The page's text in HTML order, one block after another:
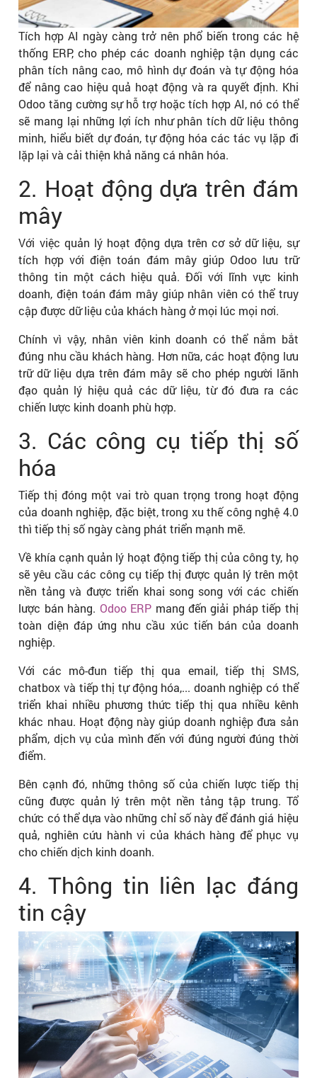
Tích hợp AI ngày càng trở nên phổ biến trong các hệ
thống ERP, cho phép các doanh nghiệp tận dụng các
phân tích nâng cao, mô hình dự đoán và tự động hóa
để nâng cao hiệu quả hoạt động và ra quyết định. Khi
Odoo tăng cường sự hỗ trợ hoặc tích hợp AI, nó có thể
sẽ mang lại những lợi ích như phân tích dữ liệu thông
minh, hiểu biết dự đoán, tự động hóa các tác vụ lặp đi
lặp lại và cải thiện khả năng cá nhân hóa.
2. Hoạt động dựa trên đám
mây
Với việc quản lý hoạt động dựa trên cơ sở dữ liệu, sự
tích hợp với điện toán đám mây giúp Odoo lưu trữ
thông tin một cách hiệu quả. Đối với lĩnh vực kinh
doanh, điện toán đám mây giúp nhân viên có thể truy
cập được dữ liệu của khách hàng ở mọi lúc mọi nơi.
Chính vì vậy, nhân viên kinh doanh có thể nắm bắt
đúng nhu cầu khách hàng. Hơn nữa, các hoạt động lưu
trữ dữ liệu dựa trên đám mây sẽ cho phép người lãnh
đạo quản lý hiệu quả các dữ liệu, từ đó đưa ra các
chiến lược kinh doanh phù hợp.
3. Các công cụ tiếp thị số
hóa
Tiếp thị đóng một vai trò quan trọng trong hoạt động
của doanh nghiệp, đặc biệt, trong xu thế công nghệ 4.0
thì tiếp thị số ngày càng phát triển mạnh mẽ.
Về khía cạnh quản lý hoạt động tiếp thị của công ty, họ
sẽ yêu cầu các công cụ tiếp thị được quản lý trên một
nền tảng và được triển khai song song với các chiến
lược bán hàng. Odoo ERP mang đến giải pháp tiếp thị
toàn diện đáp ứng nhu cầu xúc tiến bán của doanh
nghiệp.
Với các mô-đun tiếp thị qua email, tiếp thị SMS,
chatbox và tiếp thị tự động hóa,... doanh nghiệp có thể
triển khai nhiều phương thức tiếp thị qua nhiều kênh
khác nhau. Hoạt động này giúp doanh nghiệp đưa sản
phẩm, dịch vụ của mình đến với đúng người đúng thời
điểm.
Bên cạnh đó, những thông số của chiến lược tiếp thị
cũng được quản lý trên một nền tảng tập trung. Tổ
chức có thể dựa vào những chỉ số này để đánh giá hiệu
quả, nghiên cứu hành vi của khách hàng để phục vụ
cho chiến dịch kinh doanh.
4. Thông tin liên lạc đáng
tin cậy